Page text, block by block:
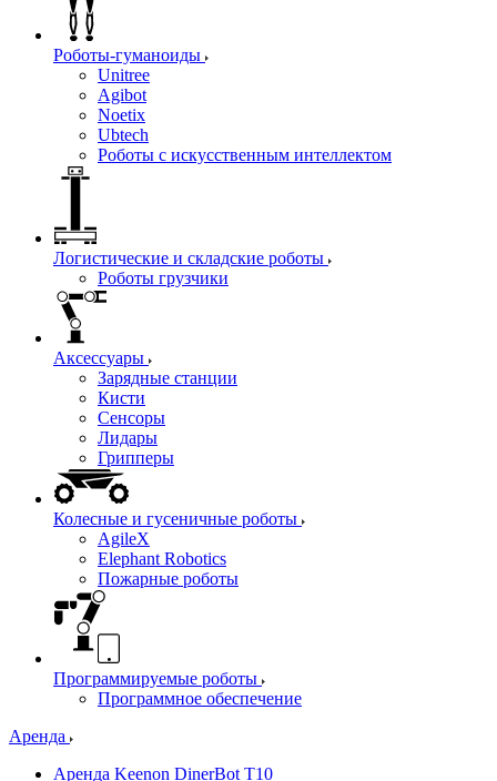
Роботы-гуманоиды
Unitree
Agibot
Noetix
Ubtech
Роботы с искусственным интеллектом
Логистические и складские роботы
Роботы грузчики
Аксессуары
Зарядные станции
Кисти
Сенсоры
Лидары
Грипперы
Колесные и гусеничные роботы
AgileX
Elephant Robotics
Пожарные роботы
Программируемые роботы
Программное обеспечение
Аренда
Аренда Keenon DinerBot T10